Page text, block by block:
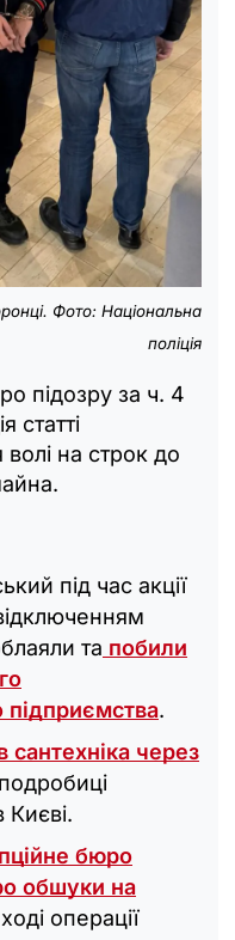
Фото: Національна
поліція
підозру за ч. 4
статті
на строк до
під час акції
та побили
підприємства.
через
бюро
обшуки на
операції